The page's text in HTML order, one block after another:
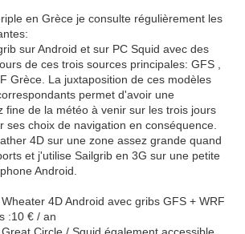
en Grèce je consulte régulièrement les
sur Android et sur PC Squid avec des
de ces trois sources principales: GFS ,
Grèce. La juxtaposition de ces modèles
permet d'avoir une
fine de la météo à venir sur les trois jours
ses choix de navigation en conséquence.
4D sur une zone assez grande quand
et j'utilise Sailgrib en 3G sur une petite
Android.
4D Android avec gribs GFS + WRF
:10 € / an